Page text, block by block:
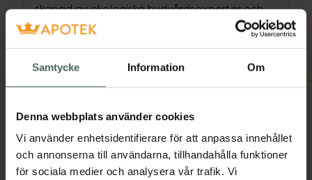
Samtycke Information Om
Denna webbplats använder cookies
Vi använder enhetsidentifierare för att anpassa innehållet
och annonserna till användarna, tillhandahålla funktioner
för sociala medier och analysera vår trafik. Vi
skapad av ekologiska hudvårdsexperter och
verkar i samspel med din hud för att skapa
den täckning du föredrar utan att någonsin se
lystern och den justerbara täckningsgraden
skapar en slät och jämn hy som ser felfri ut.
De noggrant utvalda nyanserna anpassar sig
till din huds naturliga ton och textur, vilket ger
en behaglig känsla och felfri hy hela dagen.